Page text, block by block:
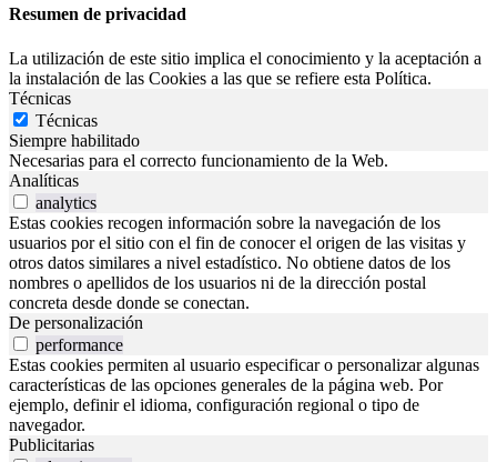
Resumen de privacidad
La utilización de este sitio implica el conocimiento y la aceptación a
la instalación de las Cookies a las que se refiere esta Política.
Técnicas
Técnicas
Siempre habilitado
Necesarias para el correcto funcionamiento de la Web.
Analíticas
analytics
Estas cookies recogen información sobre la navegación de los
usuarios por el sitio con el fin de conocer el origen de las visitas y
otros datos similares a nivel estadístico. No obtiene datos de los
nombres o apellidos de los usuarios ni de la dirección postal
concreta desde donde se conectan.
De personalización
performance
Estas cookies permiten al usuario especificar o personalizar algunas
características de las opciones generales de la página web. Por
ejemplo, definir el idioma, configuración regional o tipo de
navegador.
Publicitarias